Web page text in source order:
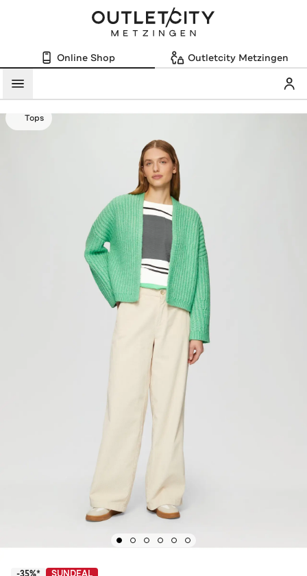
Online Shop Outletcity Metzingen
Menü
Tops